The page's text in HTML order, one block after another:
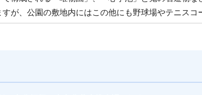
すが、公園の敷地内にはこの他にも野球場やテニスコ